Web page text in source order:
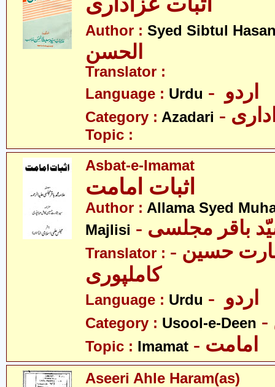
Author : Syed Sibtul
الحسن
Translator :
Language : Urdu
Category : Azadari
Topic :
Asbat-e-Imamat
Author : Allama Syed
Majlisi
Translator : - سیّد بشارت حسین
کاملپوری
Language : Urdu
Category : Usool-e-Deen
Topic : Imamat - امامت
Aseeri Ahle Haram(as)